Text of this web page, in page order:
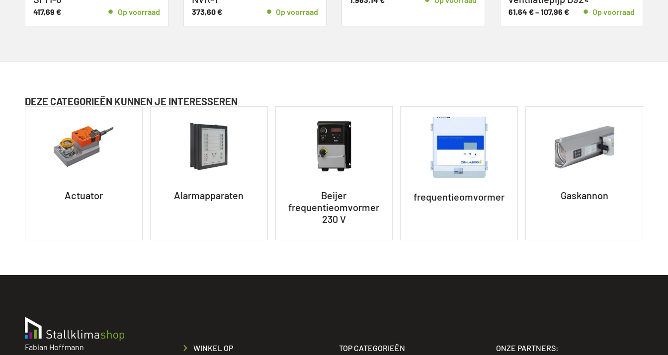
417,69 € Op voorraad 373,60€ Op voorraad 61,64 €–107,96 € Op voorraad
DEZE CATEGORIEËN KUNNEN JE INTERESSEREN
Actuator Alarmapparaten
Beijer
frequentieomvormer
230 V
frequentieomvormer Gaskannon
Fabian Hoffmann
WINKEL OP TOP CATEGORIEËN ONZE PARTNERS: